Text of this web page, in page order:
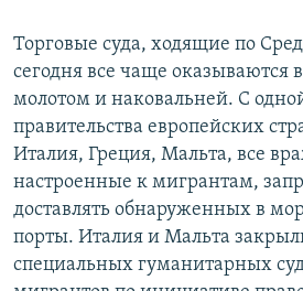
Торговые суда, ходящие по
сегодня все чаще оказываются
молотом и наковальней. С
правительства европейских
Италия, Греция, Мальта, все
настроенные к мигрантам,
доставлять обнаруженных в
порты. Италия и Мальта
специальных гуманитарных